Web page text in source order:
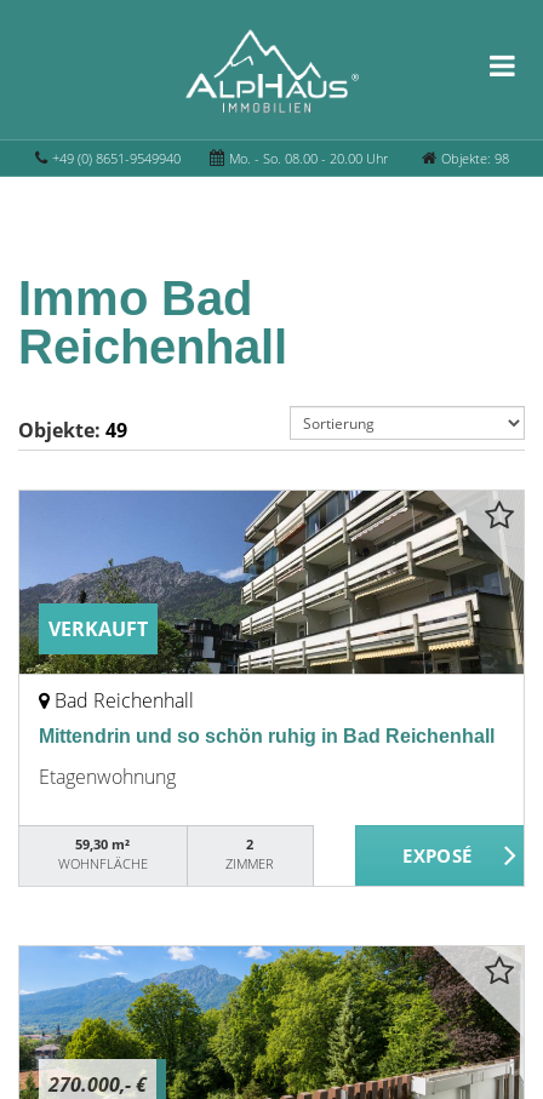
+49 (0) 8651-9549940 Mo. - So. 08.00 - 20.00 Uhr Objekte: 98
Immo Bad
Reichenhall
Objekte: 49
VERKAUFT
Bad Reichenhall
Mittendrin und so schön ruhig in Bad Reichenhall
Etagenwohnung
59,30 m²
WOHNFLÄCHE
2
ZIMMER
270.000,- €